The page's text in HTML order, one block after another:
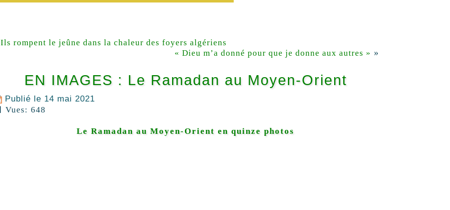
Ils rompent le jeûne dans la chaleur des foyers algériens
« Dieu m’a donné pour que je donne aux autres » »
EN IMAGES : Le Ramadan au Moyen-Orient
Publié le 14 mai 2021
Vues: 648
Le Ramadan au Moyen-Orient en quinze photos